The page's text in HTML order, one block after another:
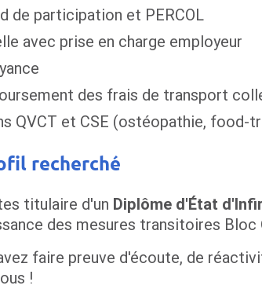
de participation et PERCOL
avec prise en charge employeur
des frais de transport
QVCT et CSE (ostéopathie, food-
recherché
titulaire d'un Diplôme d'État
des mesures transitoires Bloc
faire preuve d'écoute, de
!